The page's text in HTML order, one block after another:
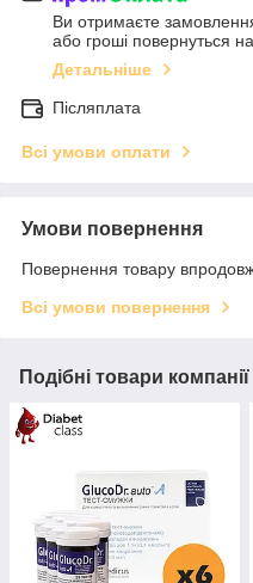
Ви отримаєте
або гроші повернуться
Детальніше
Післяплата
Всі умови оплати
Умови повернення
Повернення товару
Всі умови повернення
Подібні товари компанії